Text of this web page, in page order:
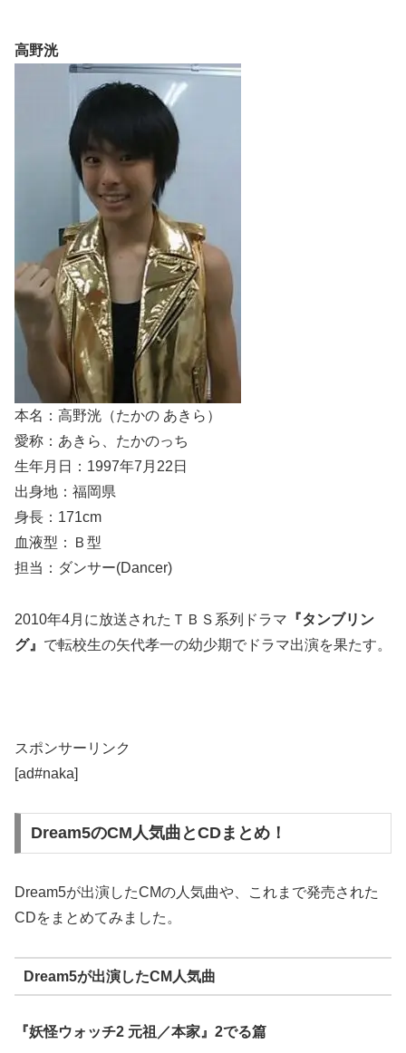
高野洸
本名：高野洸（たかの あきら）
愛称：あきら、たかのっち
生年月日：1997年7月22日
出身地：福岡県
身長：171cm
血液型：Ｂ型
担当：ダンサー(Dancer)
2010年4月に放送されたＴＢＳ系列ドラマ 『タンブリン
グ』 で転校生の矢代孝一の幼少期でドラマ出演を果たす。
スポンサーリンク
[ad#naka]
Dream5のCM人気曲とCDまとめ！
Dream5が出演したCMの人気曲や、これまで発売された
CDをまとめてみました。
Dream5が出演したCM人気曲
『妖怪ウォッチ2 元祖／本家』2でる篇